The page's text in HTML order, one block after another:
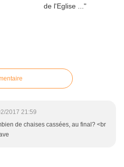
2017 21:59
de chaises cassées, au final? <br